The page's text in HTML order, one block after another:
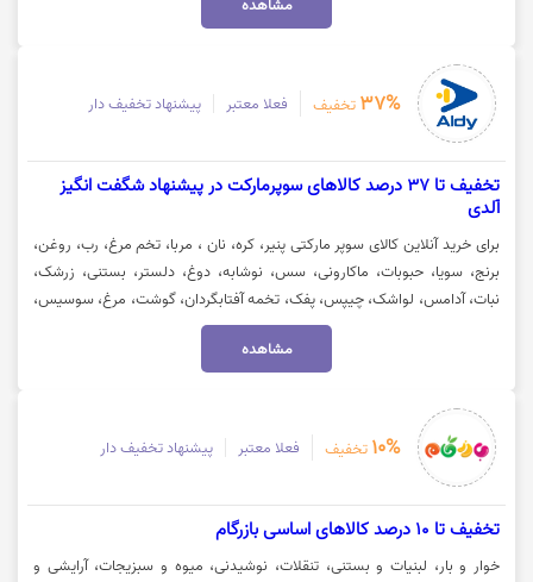
مشاهده
37% تخفیف فعلا معتبر پیشنهاد تخفیف دار
تخفیف تا 37 درصد کالاهای سوپرمارکت در پیشنهاد شگفت انگیز
آلدی
برای خرید آنلاین کالای سوپر مارکتی پنیر، کره، نان ، مربا، تخم مرغ، رب، روغن،
برنج، سویا، حبوبات، ماکارونی، سس، نوشابه، دوغ، دلستر، بستنی، زرشک،
نبات، آدامس، لواشک، چیپس، پفک، تخمه آفتابگردان، گوشت، مرغ، سوسیس،
کالباس، گوجه و خیار، سیب زمینی و پیاز و... میتوانید از پیشنهادهای شگفت
انگیز سوپرمارکت آلدی بهره مند شوید. جهت استفاده از تخفیف و مشاهده کالا
مشاهده
10% تخفیف فعلا معتبر پیشنهاد تخفیف دار
تخفیف تا 10 درصد کالاهای اساسی بازرگام
خوار و بار، لبنیات و بستنی، تنقلات، نوشیدنی، میوه و سبزیجات، آرایشی و